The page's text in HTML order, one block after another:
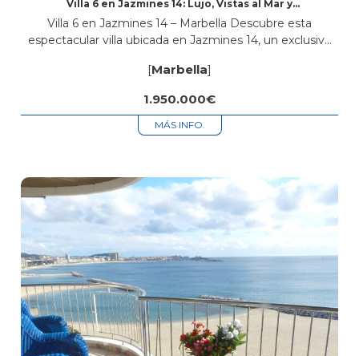
Villa 6 en Jazmines 14: Lujo, Vistas al Mar y
Villa 6 en Jazmines 14 – Marbella Descubre esta
espectacular villa ubicada en Jazmines 14, un exclusivo
panorámicas al mar...
[Marbella]
1.950.000€
MÁS INFO.